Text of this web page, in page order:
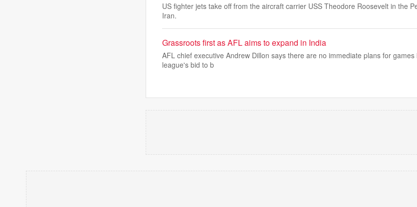
US fighter jets take off from the aircraft carrier USS Theodore Roosevelt in the
Iran.
Grassroots first as AFL aims to expand in India
AFL chief executive Andrew Dillon says there are no immediate plans for
league's bid to b